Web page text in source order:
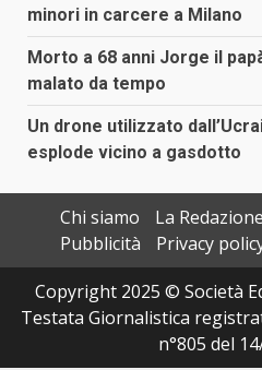
minori in carcere a Milano
Morto a 68 anni Jorge il
malato da tempo
Un drone utilizzato
esplode vicino a gasdotto
Chi siamo
La
Pubblicità
Privacy
Copyright 2025 © Società
Testata Giornalistica
n°805 del